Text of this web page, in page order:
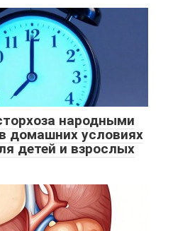
народными
домашних условиях
детей и взрослых